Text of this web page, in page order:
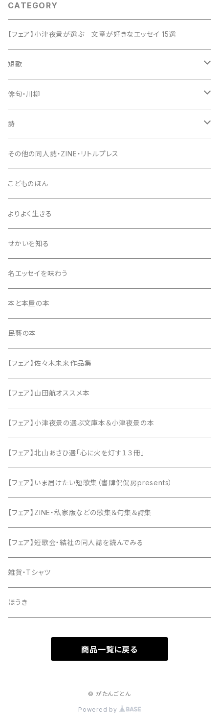
CATEGORY
【フェア】小津夜景が選ぶ 文章が好きなエッセイ 15選
短歌
歌集
新鋭短歌シリーズ（書肆侃侃房）
現代短歌クラシックス（書肆侃侃房）
入門書
評論・鑑賞
エッセイ
同人誌・リトルプレス
雑誌
俳句・川柳
句集
セレクション俳人
入門書
評論・鑑賞
エッセイ
同人誌・リトルプレス
詩
詩集
入門書
評論・鑑賞
エッセイ
同人誌・リトルプレス
その他の同人誌・ZINE・リトルプレス
こどものほん
よりよく生きる
せかいを知る
名エッセイを味わう
本と本屋の本
民藝の本
【フェア】佐々木未来作品集
【フェア】山田航オススメ本
【フェア】小津夜景の選ぶ文庫本＆小津夜景の本
【フェア】北山あさひ選「心に火を灯す１３冊」
【フェア】いま届けたい短歌集（書肆侃侃房presents）
【フェア】ZINE・私家版などの歌集＆句集＆詩集
【フェア】短歌会・結社の同人誌を読んでみる
雑貨・Tシャツ
ほうき
商品一覧に戻る
© がたんごとん
Powered by